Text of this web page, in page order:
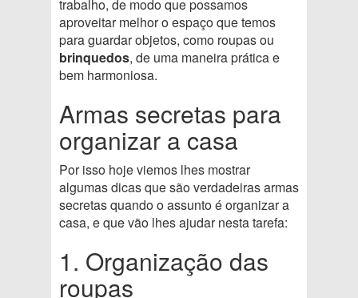
trabalho, de modo que possamos
aproveitar melhor o espaço que temos
para guardar objetos, como roupas ou
brinquedos, de uma maneira prática e
bem harmoniosa.
Armas secretas para
organizar a casa
Por isso hoje viemos lhes mostrar
algumas dicas que são verdadeiras armas
secretas quando o assunto é organizar a
casa, e que vão lhes ajudar nesta tarefa:
1. Organização das
roupas